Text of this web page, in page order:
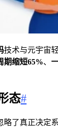
技术与元宇宙
期缩短65%、
态#
了真正决